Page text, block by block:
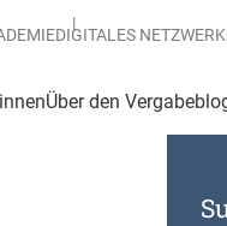
DIGITALES NETZWERK
Über den